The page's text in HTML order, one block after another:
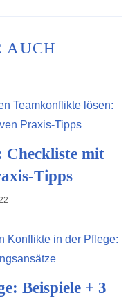
AUCH
Checkliste mit
Tipps
Beispiele + 3